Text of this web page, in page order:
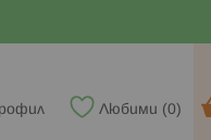
Любими (0)